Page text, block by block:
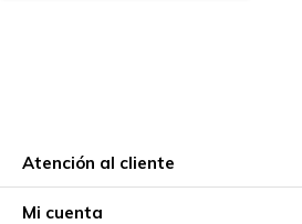
Atención al cliente
Mi cuenta